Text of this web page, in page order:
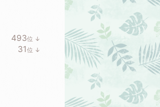
493位 ↓
31位 ↓